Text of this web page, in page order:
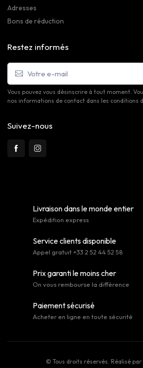
Adresses
Bons de réduction
Restez informés
Vous pouvez vous désinscrire à tout moment.
nos informations de contact dans les conditions
Suivez-nous
Livraison dans le monde entier
Expédition express
Service clients disponible
Appel gratuit +33 2 52 44 52 58
Prix garanti le moins cher
On vous rembourse la différence
Paiement sécurisé
Acheter en ligne en toute sécurité
© Tous droits réservés. Réalisé par